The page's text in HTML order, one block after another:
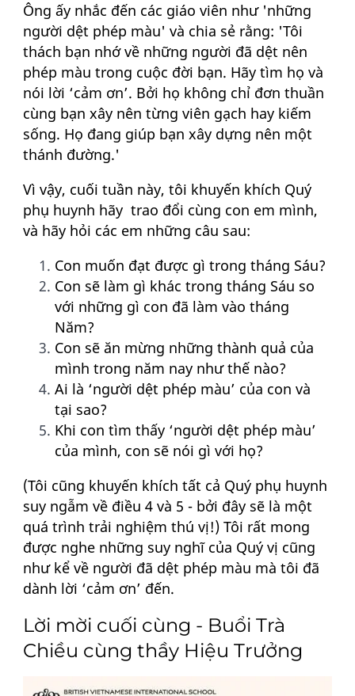
Ông ấy nhắc đến các giáo viên như 'những
người dệt phép màu' và chia sẻ rằng: 'Tôi
thách bạn nhớ về những người đã dệt nên
phép màu trong cuộc đời bạn. Hãy tìm họ và
nói lời ‘cảm ơn’. Bởi họ không chỉ đơn thuần
cùng bạn xây nên từng viên gạch hay kiếm
sống. Họ đang giúp bạn xây dựng nên một
thánh đường.'
Vì vậy, cuối tuần này, tôi khuyến khích Quý
phụ huynh hãy trao đổi cùng con em mình,
và hãy hỏi các em những câu sau:
Con muốn đạt được gì trong tháng Sáu?
Con sẽ làm gì khác trong tháng Sáu so
với những gì con đã làm vào tháng
Năm?
Con sẽ ăn mừng những thành quả của
mình trong năm nay như thế nào?
Ai là ‘người dệt phép màu’ của con và
tại sao?
Khi con tìm thấy ‘người dệt phép màu’
của mình, con sẽ nói gì với họ?
(Tôi cũng khuyến khích tất cả Quý phụ huynh
suy ngẫm về điều 4 và 5 - bởi đây sẽ là một
quá trình trải nghiệm thú vị!) Tôi rất mong
được nghe những suy nghĩ của Quý vị cũng
như kể về người đã dệt phép màu mà tôi đã
dành lời ‘cảm ơn’ đến.
Lời mời cuối cùng - Buổi Trà
Chiều cùng thầy Hiệu Trưởng